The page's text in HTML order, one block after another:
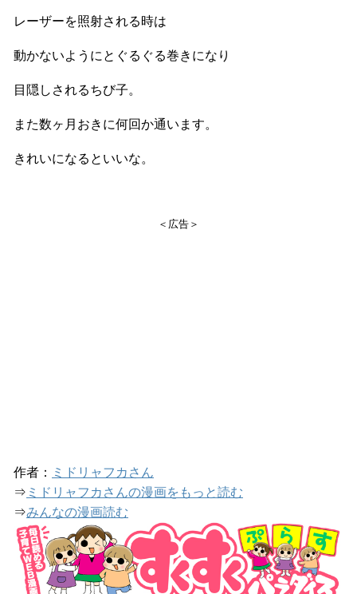
レーザーを照射される時は
動かないようにとぐるぐる巻きになり
目隠しされるちび子。
また数ヶ月おきに何回か通います。
きれいになるといいな。
＜広告＞
作者： ミドリャフカさん
⇒ ミドリャフカさんの漫画をもっと読む
⇒みんなの漫画読む